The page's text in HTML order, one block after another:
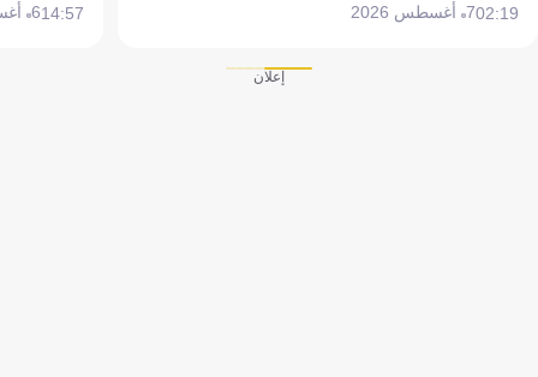
02:197 أغسطس 2026 14:576 أغسطس 2026
إعلان